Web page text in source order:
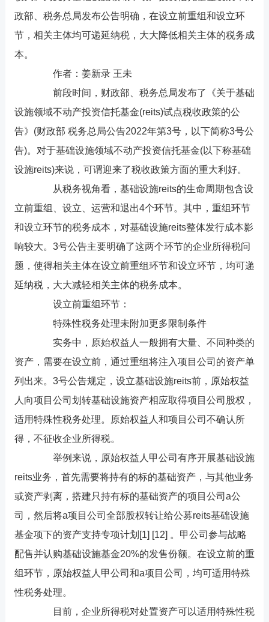
政部、税务总局发布公告明确，在设立前重组和设立环
节，相关主体均可递延纳税，大大降低相关主体的税务成
本。
作者：姜新录 王未
前段时间，财政部、税务总局发布了《关于基础
设施领域不动产投资信托基金(reits)试点税收政策的公
告》(财政部 税务总局公告2022年第3号，以下简称3号公
告)。对于基础设施领域不动产投资信托基金(以下称基础
设施reits)来说，可谓迎来了税收政策方面的重大利好。
从税务视角看，基础设施reits的生命周期包含设
立前重组、设立、运营和退出4个环节。其中，重组环节
和设立环节的税务成本，对基础设施reits整体发行成本影
响较大。3号公告主要明确了这两个环节的企业所得税问
题，使得相关主体在设立前重组环节和设立环节，均可递
延纳税，大大减轻相关主体的税务成本。
设立前重组环节：
特殊性税务处理未附加更多限制条件
实务中，原始权益人一般拥有大量、不同种类的
资产，需要在设立前，通过重组将注入项目公司的资产单
列出来。3号公告规定，设立基础设施reits前，原始权益
人向项目公司划转基础设施资产相应取得项目公司股权，
适用特殊性税务处理。原始权益人和项目公司不确认所
得，不征收企业所得税。
举例来说，原始权益人甲公司有序开展基础设施
reits业务，首先需要将持有的标的基础资产，与其他业务
或资产剥离，搭建只持有标的基础资产的项目公司a公
司，然后将a项目公司全部股权转让给公募reits基础设施
基金项下的资产支持专项计划[1] [12] 。甲公司参与战略
配售并认购基础设施基金20%的发售份额。在设立前的重
组环节，原始权益人甲公司和a项目公司，均可适用特殊
性税务处理。
目前，企业所得税对处置资产可以适用特殊性税